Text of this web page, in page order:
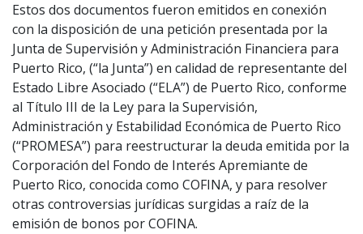
Estos dos documentos fueron emitidos en conexión
con la disposición de una petición presentada por la
Junta de Supervisión y Administración Financiera para
Puerto Rico, (“la Junta”) en calidad de representante del
Estado Libre Asociado (“ELA”) de Puerto Rico, conforme
al Título III de la Ley para la Supervisión,
Administración y Estabilidad Económica de Puerto Rico
(“PROMESA”) para reestructurar la deuda emitida por la
Corporación del Fondo de Interés Apremiante de
Puerto Rico, conocida como COFINA, y para resolver
otras controversias jurídicas surgidas a raíz de la
emisión de bonos por COFINA.